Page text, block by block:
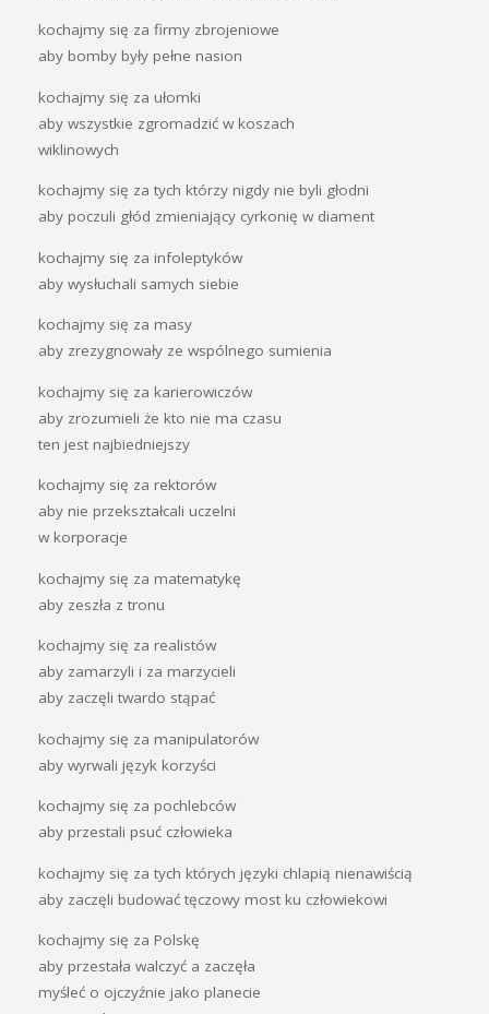
kochajmy się za firmy zbrojeniowe
aby bomby były pełne nasion
kochajmy się za ułomki
aby wszystkie zgromadzić w koszach
wiklinowych
kochajmy się za tych którzy nigdy nie byli głodni
aby poczuli głód zmieniający cyrkonię w diament
kochajmy się za infoleptyków
aby wysłuchali samych siebie
kochajmy się za masy
aby zrezygnowały ze wspólnego sumienia
kochajmy się za karierowiczów
aby zrozumieli że kto nie ma czasu
ten jest najbiedniejszy
kochajmy się za rektorów
aby nie przekształcali uczelni
w korporacje
kochajmy się za matematykę
aby zeszła z tronu
kochajmy się za realistów
aby zamarzyli i za marzycieli
aby zaczęli twardo stąpać
kochajmy się za manipulatorów
aby wyrwali język korzyści
kochajmy się za pochlebców
aby przestali psuć człowieka
kochajmy się za tych których języki chlapią nienawiścią
aby zaczęli budować tęczowy most ku człowiekowi
kochajmy się za Polskę
aby przestała walczyć a zaczęła
myśleć o ojczyźnie jako planecie